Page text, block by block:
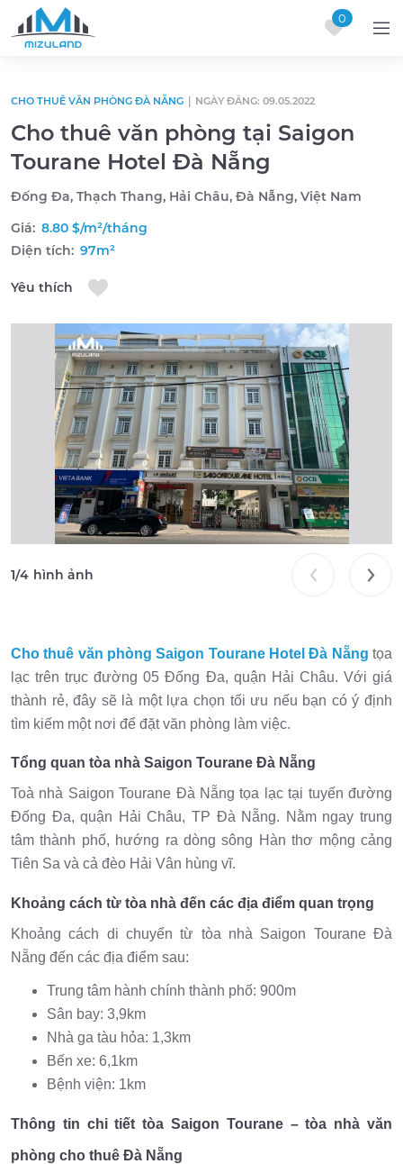
0
CHO THUÊ VĂN PHÒNG ĐÀ NẴNG NGÀY ĐĂNG: 09.05.2022
Cho thuê văn phòng tại Saigon
Tourane Hotel Đà Nẵng
Đống Đa, Thạch Thang, Hải Châu, Đà Nẵng, Việt Nam
Giá: 8.80 $/m²/tháng
Diện tích: 97m²
Yêu thích
1/4 hình ảnh
Cho thuê văn phòng Saigon Tourane Hotel Đà Nẵng tọa
lạc trên trục đường 05 Đống Đa, quận Hải Châu. Với giá
thành rẻ, đây sẽ là một lựa chọn tối ưu nếu bạn có ý định
tìm kiếm một nơi để đặt văn phòng làm việc.
Tổng quan tòa nhà Saigon Tourane Đà Nẵng
Toà nhà Saigon Tourane Đà Nẵng tọa lạc tại tuyến đường
Đống Đa, quận Hải Châu, TP Đà Nẵng. Nằm ngay trung
tâm thành phố, hướng ra dòng sông Hàn thơ mộng cảng
Tiên Sa và cả đèo Hải Vân hùng vĩ.
Khoảng cách từ tòa nhà đến các địa điểm quan trọng
Khoảng cách di chuyển từ tòa nhà Saigon Tourane Đà
Nẵng đến các địa điểm sau:
Trung tâm hành chính thành phố: 900m
Sân bay: 3,9km
Nhà ga tàu hỏa: 1,3km
Bến xe: 6,1km
Bệnh viện: 1km
Thông tin chi tiết tòa Saigon Tourane – tòa nhà văn
phòng cho thuê Đà Nẵng